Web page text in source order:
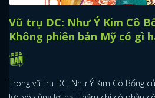
Vũ trụ DC: Như Ý Kim Cô
Không phiên bản Mỹ có gì
Trong vũ trụ DC, Như Ý Kim Cô Bổng